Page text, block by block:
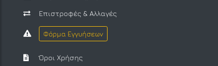
Επιστροφές & Αλλαγές
Φόρμα Εγγυήσεων
Όροι Χρήσης